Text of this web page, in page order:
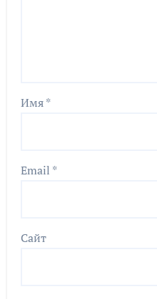
Имя*
Email *
Сайт